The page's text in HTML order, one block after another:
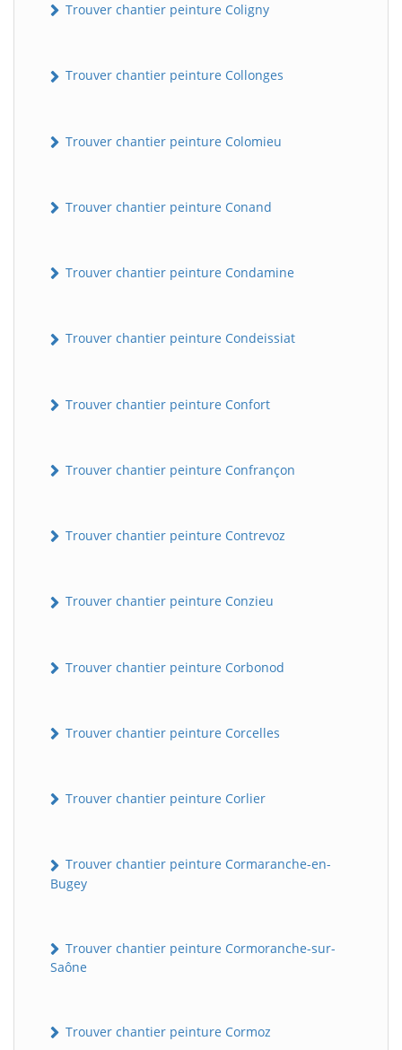
Trouver chantier peinture Coligny
Trouver chantier peinture Collonges
Trouver chantier peinture Colomieu
Trouver chantier peinture Conand
Trouver chantier peinture Condamine
Trouver chantier peinture Condeissiat
Trouver chantier peinture Confort
Trouver chantier peinture Confrançon
Trouver chantier peinture Contrevoz
Trouver chantier peinture Conzieu
Trouver chantier peinture Corbonod
Trouver chantier peinture Corcelles
Trouver chantier peinture Corlier
Trouver chantier peinture Cormaranche-en-
Bugey
Trouver chantier peinture Cormoranche-sur-
Saône
Trouver chantier peinture Cormoz
B BatiWebPro
Assistant en ligne